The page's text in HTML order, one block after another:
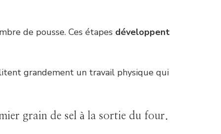
de pousse. Ces étapes développent
grandement un travail physique qui
grain de sel à la sortie du four.